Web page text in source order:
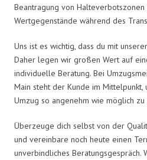
Beantragung von
Wertgegenstände während des
Uns ist es wichtig, dass du mit
Daher legen wir großen Wert auf
individuelle Beratung. Bei
Main steht der Kunde im Mittelpunkt,
Umzug so angenehm wie möglich zu
Überzeuge dich selbst von der
und vereinbare noch heute einen
unverbindliches Beratungsgespräch.